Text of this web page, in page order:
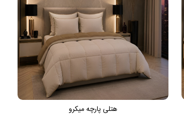
هتلی پارچه میکرو